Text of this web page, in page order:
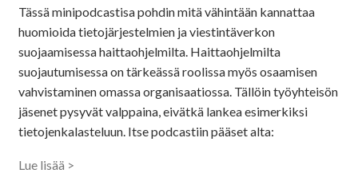
Tässä minipodcastisa pohdin mitä vähintään kannattaa
huomioida tietojärjestelmien ja viestintäverkon
suojaamisessa haittaohjelmilta. Haittaohjelmilta
suojautumisessa on tärkeässä roolissa myös osaamisen
vahvistaminen omassa organisaatiossa. Tällöin työyhteisön
jäsenet pysyvät valppaina, eivätkä lankea esimerkiksi
tietojenkalasteluun. Itse podcastiin pääset alta:
Lue lisää >